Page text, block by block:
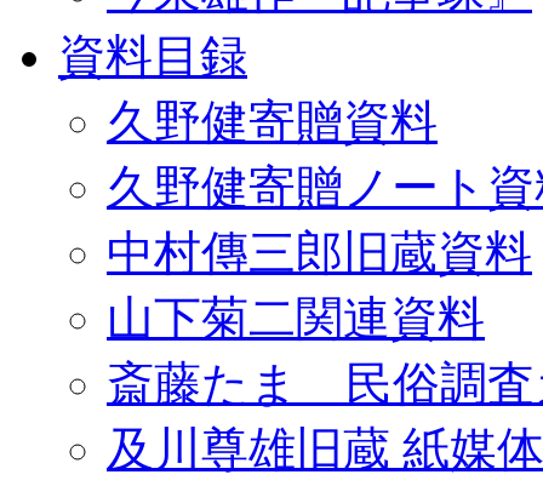
資料目録
久野健寄贈資料
久野健寄贈ノート
中村傳三郎旧蔵資料
山下菊二関連資料
斎藤たま 民俗調査
及川尊雄旧蔵 紙媒